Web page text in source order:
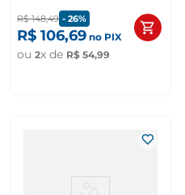
R$ 148,49 - 26%
R$ 106,69 no PIX
ou 2x de R$ 54,99